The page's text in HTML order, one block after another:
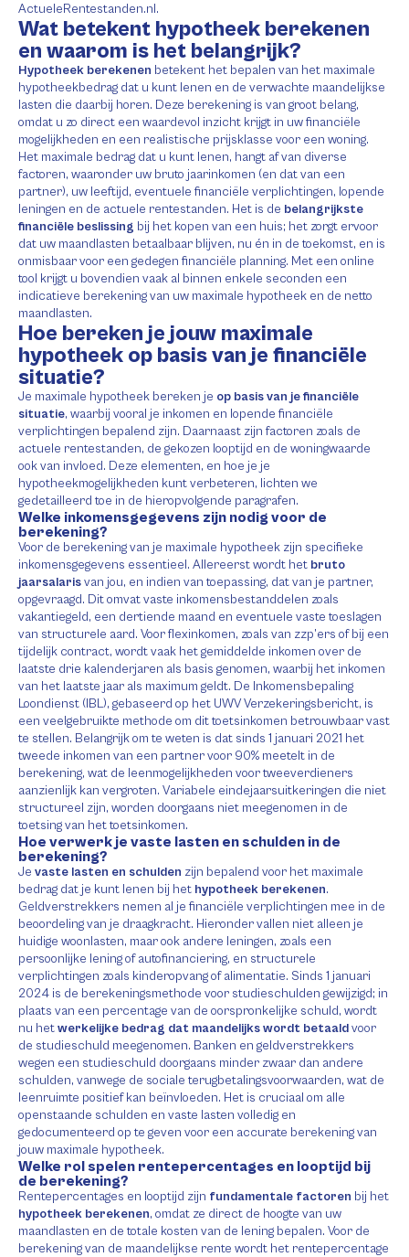
ActueleRentestanden.nl.
Wat betekent hypotheek berekenen
en waarom is het belangrijk?
Hypotheek berekenen betekent het bepalen van het maximale
hypotheekbedrag dat u kunt lenen en de verwachte maandelijkse
lasten die daarbij horen. Deze berekening is van groot belang,
omdat u zo direct een waardevol inzicht krijgt in uw financiële
mogelijkheden en een realistische prijsklasse voor een woning.
Het maximale bedrag dat u kunt lenen, hangt af van diverse
factoren, waaronder uw bruto jaarinkomen (en dat van een
partner), uw leeftijd, eventuele financiële verplichtingen, lopende
leningen en de actuele rentestanden. Het is de belangrijkste
financiële beslissing bij het kopen van een huis; het zorgt ervoor
dat uw maandlasten betaalbaar blijven, nu én in de toekomst, en is
onmisbaar voor een gedegen financiële planning. Met een online
tool krijgt u bovendien vaak al binnen enkele seconden een
indicatieve berekening van uw maximale hypotheek en de netto
maandlasten.
Hoe bereken je jouw maximale
hypotheek op basis van je financiële
situatie?
Je maximale hypotheek bereken je op basis van je financiële
situatie, waarbij vooral je inkomen en lopende financiële
verplichtingen bepalend zijn. Daarnaast zijn factoren zoals de
actuele rentestanden, de gekozen looptijd en de woningwaarde
ook van invloed. Deze elementen, en hoe je je
hypotheekmogelijkheden kunt verbeteren, lichten we
gedetailleerd toe in de hieropvolgende paragrafen.
Welke inkomensgegevens zijn nodig voor de
berekening?
Voor de berekening van je maximale hypotheek zijn specifieke
inkomensgegevens essentieel. Allereerst wordt het bruto
jaarsalarisvan jou, en indien van toepassing, dat van je partner,
opgevraagd. Dit omvat vaste inkomensbestanddelen zoals
vakantiegeld, een dertiende maand en eventuele vaste toeslagen
van structurele aard. Voor flexinkomen, zoals van zzp’ers of bij een
tijdelijk contract, wordt vaak het gemiddelde inkomen over de
laatste drie kalenderjaren als basis genomen, waarbij het inkomen
van het laatste jaar als maximum geldt. De Inkomensbepaling
Loondienst (IBL), gebaseerd op het UWV Verzekeringsbericht, is
een veelgebruikte methode om dit toetsinkomen betrouwbaar vast
te stellen. Belangrijk om te weten is dat sinds 1 januari 2021 het
tweede inkomen van een partner voor 90% meetelt in de
berekening, wat de leenmogelijkheden voor tweeverdieners
aanzienlijk kan vergroten. Variabele eindejaarsuitkeringen die niet
structureel zijn, worden doorgaans niet meegenomen in de
toetsing van het toetsinkomen.
Hoe verwerk je vaste lasten en schulden in de
berekening?
Je vaste lasten en schulden zijn bepalend voor het maximale
bedrag dat je kunt lenen bij het hypotheek berekenen.
Geldverstrekkers nemen al je financiële verplichtingen mee in de
beoordeling van je draagkracht. Hieronder vallen niet alleen je
huidige woonlasten, maar ook andere leningen, zoals een
persoonlijke lening of autofinanciering, en structurele
verplichtingen zoals kinderopvang of alimentatie. Sinds 1 januari
2024 is de berekeningsmethode voor studieschulden gewijzigd; in
plaats van een percentage van de oorspronkelijke schuld, wordt
nu hetwerkelijke bedrag dat maandelijks wordt betaaldvoor
de studieschuld meegenomen. Banken en geldverstrekkers
wegen een studieschuld doorgaans minder zwaar dan andere
schulden, vanwege de sociale terugbetalingsvoorwaarden, wat de
leenruimte positief kan beïnvloeden. Het is cruciaal om alle
openstaande schulden en vaste lasten volledig en
gedocumenteerd op te geven voor een accurate berekening van
jouw maximale hypotheek.
Welke rol spelen rentepercentages en looptijd bij
de berekening?
Rentepercentages en looptijd zijn fundamentale factoren bij het
hypotheek berekenen, omdat ze direct de hoogte van uw
maandlasten en de totale kosten van de lening bepalen. Voor de
berekening van de maandelijkse rente wordt het rentepercentage